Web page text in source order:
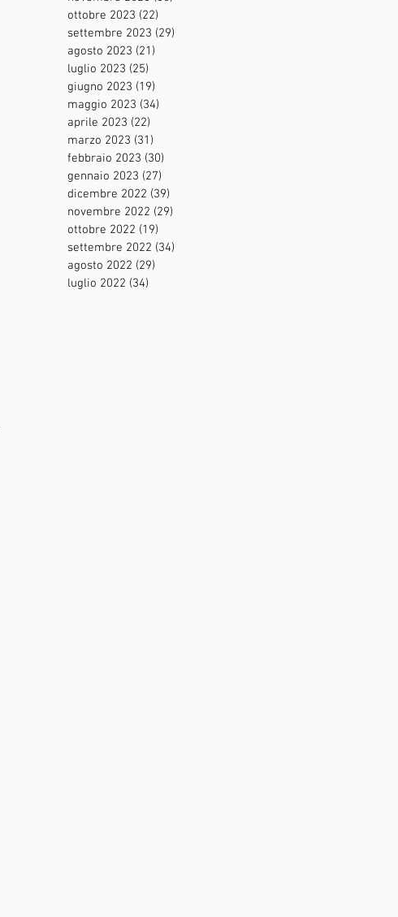
ottobre 2023 (22)
settembre 2023 (29)
agosto 2023 (21)
luglio 2023 (25)
giugno 2023 (19)
maggio 2023 (34)
aprile 2023 (22)
marzo 2023 (31)
febbraio 2023 (30)
gennaio 2023 (27)
dicembre 2022 (39)
novembre 2022 (29)
ottobre 2022 (19)
settembre 2022 (34)
agosto 2022 (29)
luglio 2022 (34)